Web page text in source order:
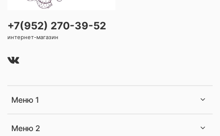
Меню 1
Меню 2
+7(952) 270-39-52
интернет-магазин